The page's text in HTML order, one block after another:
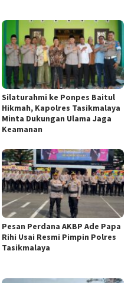
Silaturahmi ke Ponpes Baitul
Hikmah, Kapolres Tasikmalaya
Minta Dukungan Ulama Jaga
Keamanan
Pesan Perdana AKBP Ade Papa
Rihi Usai Resmi Pimpin Polres
Tasikmalaya